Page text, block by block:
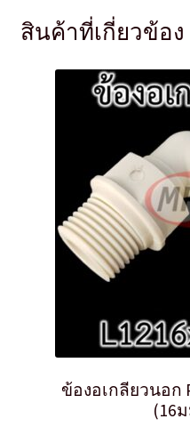
สินค้าที่เกี่ยวข้อง
ข้องอเกลียวนอก
(16